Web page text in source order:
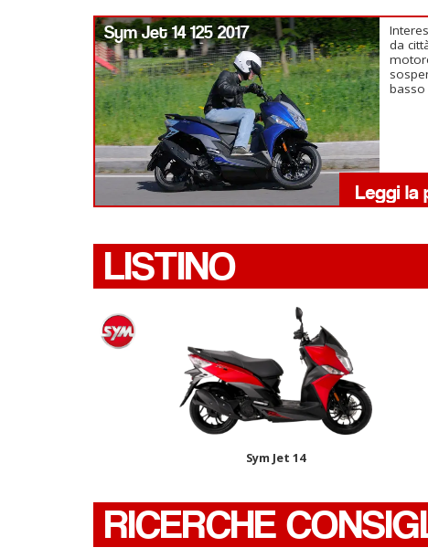
Sym Jet 14 125 2017
da
basso
LISTINO
Sym Jet 14
RICERCHE